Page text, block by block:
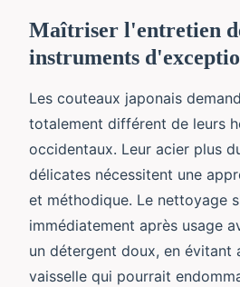
Maîtriser l'entretien
instruments
Les couteaux japonais
totalement différent de leurs
occidentaux. Leur acier plus
délicates nécessitent une
et méthodique. Le nettoyage
immédiatement après usage
un détergent doux, en évitant
vaisselle qui pourrait